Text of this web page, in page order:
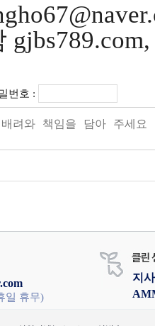
번호 :
일 휴무)
지